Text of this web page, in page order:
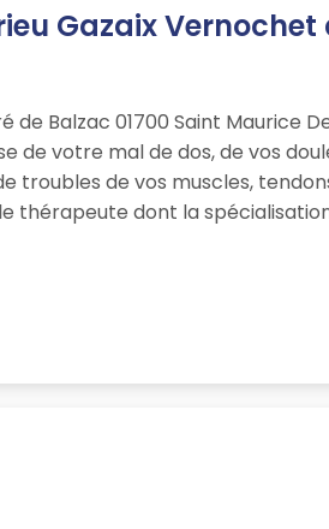
Gazaix Vernochet
Balzac 01700 Saint Maurice
de votre mal de dos, de vos
de vos muscles,
thérapeute dont la